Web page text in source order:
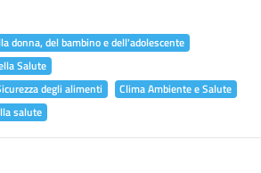
donna, del bambino e dell'adolescente
Salute
degli alimenti
Clima Ambiente e Salute
salute